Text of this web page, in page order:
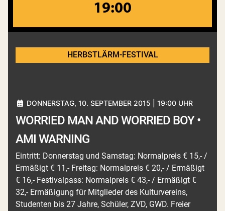
19:00
HERBSTLÄRM-FESTIVAL
DONNERSTAG, 10. SEPTEMBER 2015 | 19:00 UHR
WORRIED MAN AND WORRIED BOY •
AMI WARNING
Eintritt: Donnerstag und Samstag: Normalpreis € 15,- /
Ermäßigt € 11,- Freitag: Normalpreis € 20,- / Ermäßigt
€ 16,- Festivalpass: Normalpreis € 43,- / Ermäßigt €
32,- Ermäßigung für Mitglieder des Kulturvereins,
Studenten bis 27 Jahre, Schüler, ZVD, GWD. Freier